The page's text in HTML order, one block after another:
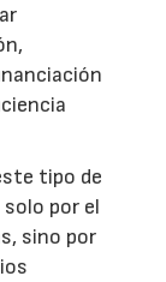
tipo de
por el
sino por